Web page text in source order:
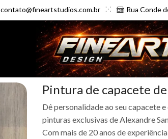
contato@fineartstudios.com.br Rua Conde
Pintura de capacete
Dê personalidade ao seu capacete
pinturas exclusivas de Alexandre
Com mais de 20 anos de